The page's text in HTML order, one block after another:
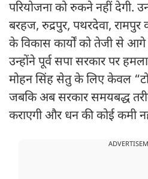
परियोजना को रुकने नहीं देगी.
बरहज, रुद्रपुर, पथरदेवा, रामपुर
के विकास कार्यों को तेजी से आगे
उन्होंने पूर्व सपा सरकार पर
मोहन सिंह सेतु के लिए केवल
जबकि अब सरकार समयबद्ध
कराएगी और धन की कोई कमी